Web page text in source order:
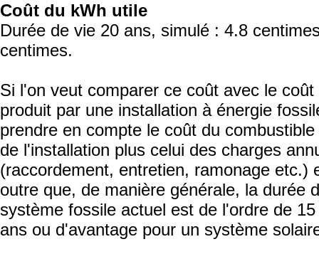
Coût du kWh utile
Durée de vie 20 ans, simulé : 4.8
centimes.
Si l'on veut comparer ce coût avec le
produit par une installation à énergie
prendre en compte le coût du
de l'installation plus celui des charges
(raccordement, entretien, ramonage etc.)
outre que, de manière générale, la durée
système fossile actuel est de l'ordre de
ans ou d'avantage pour un système